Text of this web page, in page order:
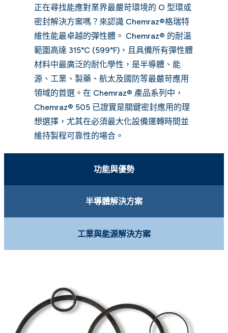
正在尋找能應對業界最嚴苛環境的 O 型環或
密封解決方案嗎？來認識 Chemraz®格瑞特
維性能最卓越的彈性體。 Chemraz® 的耐溫
範圍高達 315°C (599°F)，且具備所有彈性體
材料中最廣泛的耐化學性，是半導體、能
源、工業、製藥、航太及國防等最嚴苛應用
領域的首選。在 Chemraz® 產品系列中，
Chemraz® 505 已證實是關鍵密封應用的理
想選擇，尤其在必須最大化設備運轉時間並
維持製程可靠性的場合。
功能與優勢
半導體解決方案
工業與能源解決方案